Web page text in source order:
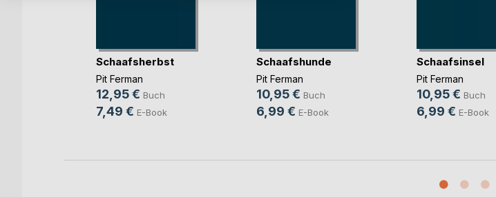
Schaafsherbst
Pit Ferman
12,95 € Buch
7,49 € E-Book
Schaafshunde
Pit Ferman
10,95 € Buch
6,99 € E-Book
Schaafsinsel
Pit Ferman
10,95 € Buch
6,99 € E-Book